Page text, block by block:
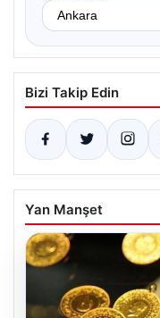
Bizi Takip Edin
Yan Manşet